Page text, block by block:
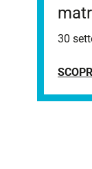
30